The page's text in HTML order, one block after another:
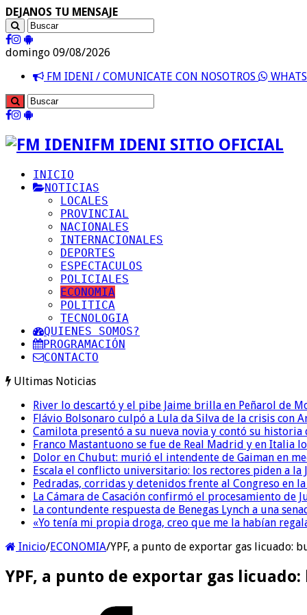
DEJANOS TU MENSAJE
domingo 09/08/2026
FM IDENI / COMUNICATE CON NOSOTROS
FM IDENI SITIO OFICIAL
INICIO
NOTICIAS
LOCALES
PROVINCIAL
NACIONALES
INTERNACIONALES
DEPORTES
ESPECTACULOS
POLICIALES
ECONOMIA
POLITICA
TECNOLOGIA
QUIENES SOMOS?
PROGRAMACIÓN
CONTACTO
Ultimas Noticias
River lo descartó y el pibe Jaime brilla en Peñarol de
Flávio Bolsonaro culpó a Lula da Silva de la crisis
Camilota presentó a su nueva novia y contó su
Franco Mastantuono se fue de Real Madrid y en
Dolor en Chubut: murió el intendente de Gaiman en
Escala el conflicto universitario: los rectores piden a
Pedradas, corridas y detenidos frente al Congreso en
La Cámara de Casación confirmó el procesamiento
La contundente respuesta de Benegas Lynch a una
«Yo tenía mi propia droga, creo que me la habían
Inicio/ECONOMIA/YPF, a punto de exportar gas licuado:
YPF, a punto de exportar gas